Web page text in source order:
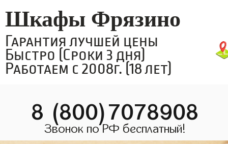
Шкафы Фрязино
Гарантия лучшей цены
Быстро (Сроки 3 дня)
Работаем с 2008г. (18 лет)
8 (800)7078908
Звонок по РФ бесплатный!